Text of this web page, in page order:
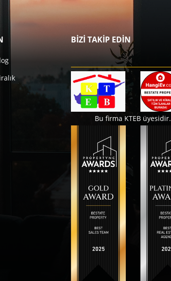
BİZİ TAKİP EDİN
Bu firma KTEB üyesidir.